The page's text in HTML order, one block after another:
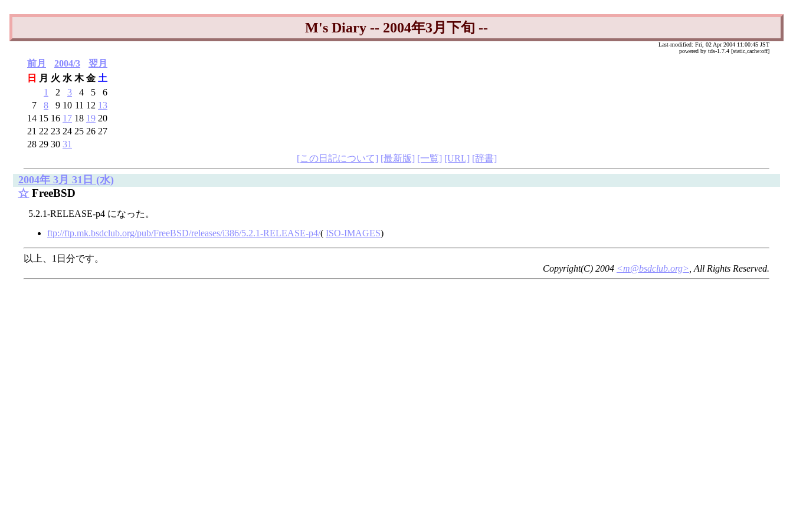
M's Diary -- 2004年3月下旬 --
Last-modified: Fri, 02 Apr 2004 11:00:45 JST
powered by tds-1.7.4 [static,cache:off]
前月 2004/3
翌月
日
月 火 水 木 金 土
1
2 3 4 5
6
7
8 9 10 11 12 13
14 15 16 17 18 19 20
21 22 23 24 25 26 27
28 29 30 31
[この日記について] [最新版] [一覧] [URL] [辞書]
2004年 3月 31日 (水)
☆ FreeBSD
5.2.1-RELEASE-p4 になった。
ftp://ftp.mk.bsdclub.org/pub/FreeBSD/releases/i386/5.2.1-RELEASE-p4/( ISO-IMAGES)
以上、1日分です。
Copyright(C) 2004 <m@bsdclub.org> , All Rights Reserved.